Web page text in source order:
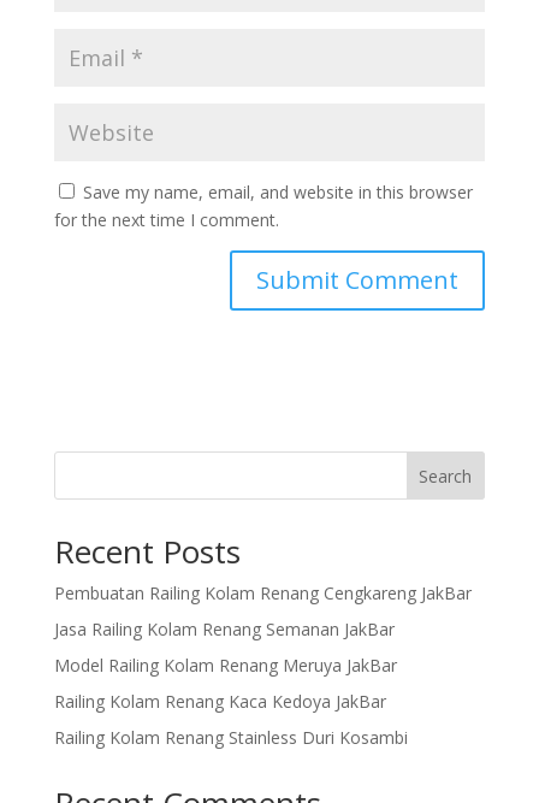
Save my name, email, and website in this browser
for the next time I comment.
Search
Recent Posts
Pembuatan Railing Kolam Renang Cengkareng JakBar
Jasa Railing Kolam Renang Semanan JakBar
Model Railing Kolam Renang Meruya JakBar
Railing Kolam Renang Kaca Kedoya JakBar
Railing Kolam Renang Stainless Duri Kosambi